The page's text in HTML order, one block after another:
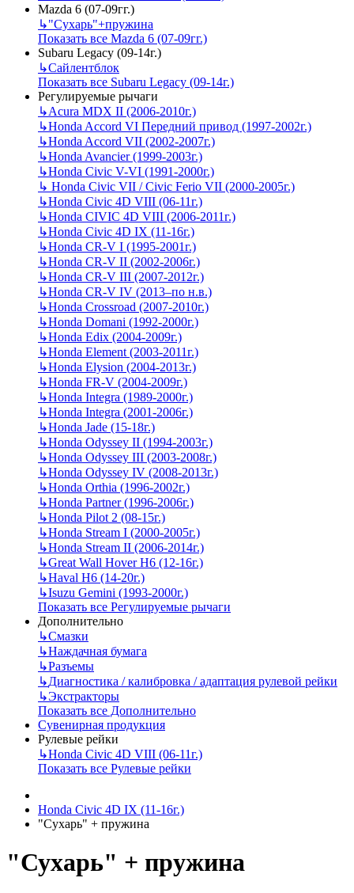
Mazda 6 (07-09гг.)
↳"Сухарь"+пружина
Показать все Mazda 6 (07-09гг.)
Subaru Legacy (09-14г.)
↳Сайлентблок
Показать все Subaru Legacy (09-14г.)
Регулируемые рычаги
↳Acura MDX II (2006-2010г.)
↳Honda Accord VI Передний привод (1997-2002г.)
↳Honda Accord VII (2002-2007г.)
↳Honda Avancier (1999-2003г.)
↳Honda Civic V-VI (1991-2000г.)
↳ Honda Civic VII / Civic Ferio VII (2000-2005г.)
↳Honda Civic 4D VIII (06-11г.)
↳Honda CIVIC 4D VIII (2006-2011г.)
↳Honda Civic 4D IX (11-16г.)
↳Honda CR-V I (1995-2001г.)
↳Honda CR-V II (2002-2006г.)
↳Honda CR-V III (2007-2012г.)
↳Honda CR-V IV (2013–по н.в.)
↳Honda Crossroad (2007-2010г.)
↳Honda Domani (1992-2000г.)
↳Honda Edix (2004-2009г.)
↳Honda Element (2003-2011г.)
↳Honda Elysion (2004-2013г.)
↳Honda FR-V (2004-2009г.)
↳Honda Integra (1989-2000г.)
↳Honda Integra (2001-2006г.)
↳Honda Jade (15-18г.)
↳Honda Odyssey II (1994-2003г.)
↳Honda Odyssey III (2003-2008г.)
↳Honda Odyssey IV (2008-2013г.)
↳Honda Orthia (1996-2002г.)
↳Honda Partner (1996-2006г.)
↳Honda Pilot 2 (08-15г.)
↳Honda Stream I (2000-2005г.)
↳Honda Stream II (2006-2014г.)
↳Great Wall Hover H6 (12-16г.)
↳Haval H6 (14-20г.)
↳Isuzu Gemini (1993-2000г.)
Показать все Регулируемые рычаги
Дополнительно
↳Смазки
↳Наждачная бумага
↳Разъемы
↳Диагностика / калибровка / адаптация рулевой рейки
↳Экстракторы
Показать все Дополнительно
Сувенирная продукция
Рулевые рейки
↳Honda Civic 4D VIII (06-11г.)
Показать все Рулевые рейки
Honda Civic 4D IX (11-16г.)
"Сухарь" + пружина
"Сухарь" + пружина